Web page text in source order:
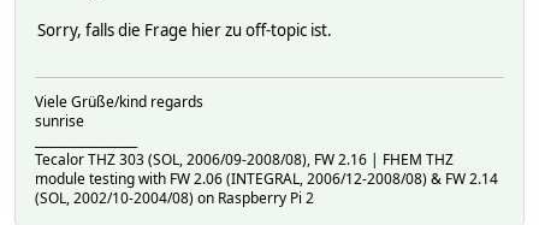
Sorry, falls die Frage hier zu off-topic ist.
Viele Grüße/kind regards
sunrise
Tecalor THZ 303 (SOL, 2006/09-2008/08), FW 2.16 | FHEM THZ
module testing with FW 2.06 (INTEGRAL, 2006/12-2008/08) & FW 2.14
(SOL, 2002/10-2004/08) on Raspberry Pi 2